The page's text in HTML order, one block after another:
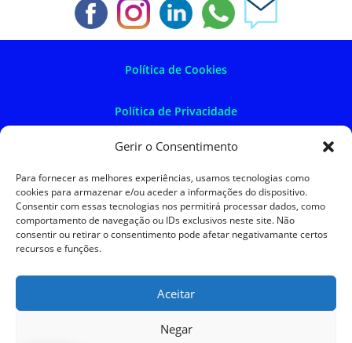
Gerir o Consentimento
Para fornecer as melhores experiências, usamos tecnologias como
cookies para armazenar e/ou aceder a informações do dispositivo.
Consentir com essas tecnologias nos permitirá processar dados, como
comportamento de navegação ou IDs exclusivos neste site. Não
consentir ou retirar o consentimento pode afetar negativamante certos
recursos e funções.
Aceitar
Negar
Política de Cookies
Política de Privacidade
Política de Devoluções
Termos e Condições
Resolução de Litígios
SKySIGMA